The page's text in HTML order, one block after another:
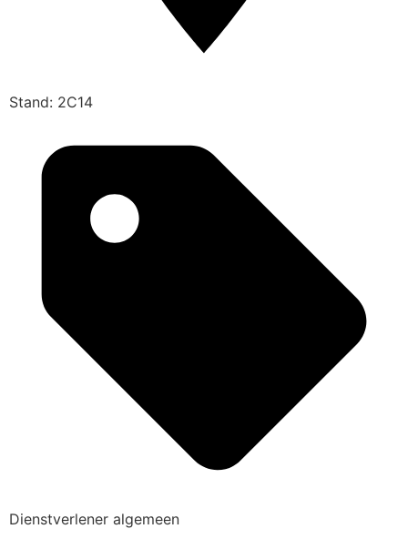
Stand: 2C14
Dienstverlener algemeen